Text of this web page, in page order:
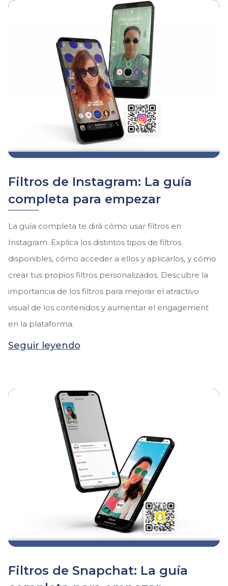
Filtros de Instagram: La guía
completa para empezar
La guía completa te dirá cómo usar filtros en
Instagram. Explica los distintos tipos de filtros
disponibles, cómo acceder a ellos y aplicarlos, y cómo
crear tus propios filtros personalizados. Descubre la
importancia de los filtros para mejorar el atractivo
visual de los contenidos y aumentar el engagement
en la plataforma.
Seguir leyendo
Filtros de Snapchat: La guía